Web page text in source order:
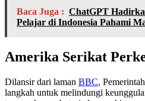
Baca Juga : ChatGPT
Pelajar di Indonesia Pahami
Amerika Serikat
Dilansir dari laman BBC,
langkah untuk melindungi